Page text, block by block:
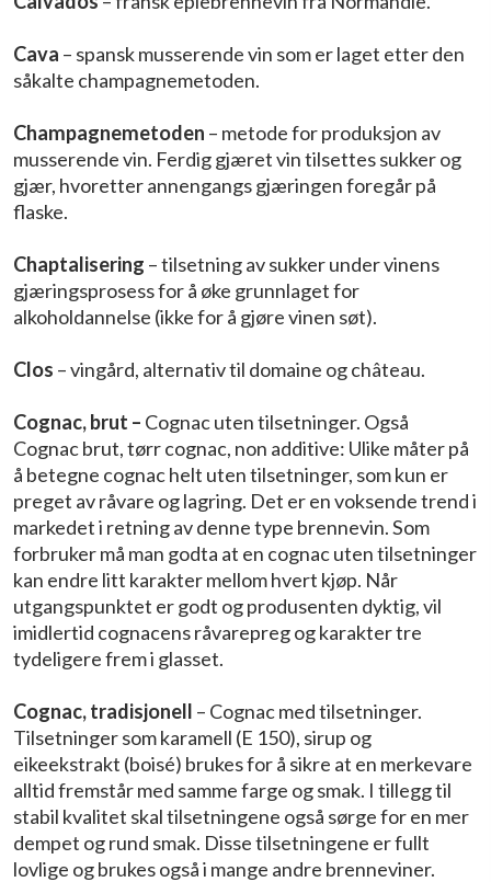
Cava – spansk musserende vin som er laget etter den
såkalte champagnemetoden.
Champagnemetoden – metode for produksjon av
musserende vin. Ferdig gjæret vin tilsettes sukker og
gjær, hvoretter annengangs gjæringen foregår på
flaske.
Chaptalisering – tilsetning av sukker under vinens
gjæringsprosess for å øke grunnlaget for
alkoholdannelse (ikke for å gjøre vinen søt).
Clos – vingård, alternativ til domaine og château.
Cognac, brut – Cognac uten tilsetninger. Også
Cognac brut, tørr cognac, non additive: Ulike måter på
å betegne cognac helt uten tilsetninger, som kun er
preget av råvare og lagring. Det er en voksende trend i
markedet i retning av denne type brennevin. Som
forbruker må man godta at en cognac uten tilsetninger
kan endre litt karakter mellom hvert kjøp. Når
utgangspunktet er godt og produsenten dyktig, vil
imidlertid cognacens råvarepreg og karakter tre
tydeligere frem i glasset.
Cognac, tradisjonell – Cognac med tilsetninger.
Tilsetninger som karamell (E 150), sirup og
eikeekstrakt (boisé) brukes for å sikre at en merkevare
alltid fremstår med samme farge og smak. I tillegg til
stabil kvalitet skal tilsetningene også sørge for en mer
dempet og rund smak. Disse tilsetningene er fullt
lovlige og brukes også i mange andre brenneviner.